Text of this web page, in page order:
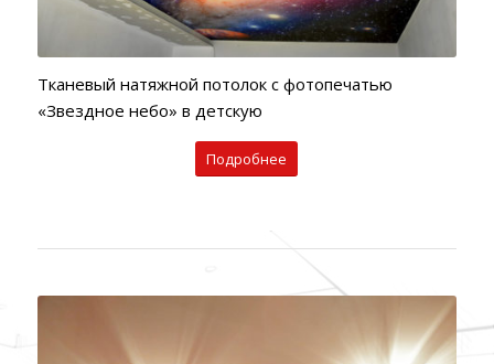
Тканевый натяжной потолок с фотопечатью
«Звездное небо» в детскую
Подробнее